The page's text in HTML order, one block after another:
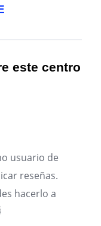
este centro
usuario de
reseñas.
hacerlo a